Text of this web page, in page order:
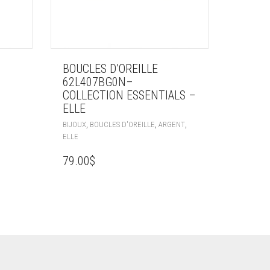
BOUCLES D’OREILLE
62L407BG0N–
COLLECTION ESSENTIALS –
ELLE
BIJOUX, BOUCLES D'OREILLE, ARGENT,
ELLE
79.00$